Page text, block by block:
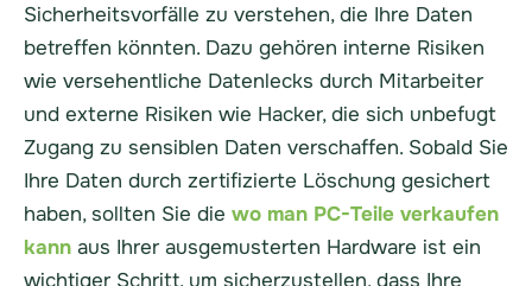
Sicherheitsvorfälle zu verstehen, die Ihre Daten
betreffen könnten. Dazu gehören interne Risiken
wie versehentliche Datenlecks durch Mitarbeiter
und externe Risiken wie Hacker, die sich unbefugt
Zugang zu sensiblen Daten verschaffen. Sobald Sie
Ihre Daten durch zertifizierte Löschung gesichert
haben, sollten Sie die wo man PC-Teile verkaufen
kann aus Ihrer ausgemusterten Hardware ist ein
wichtiger Schritt, um sicherzustellen, dass Ihre